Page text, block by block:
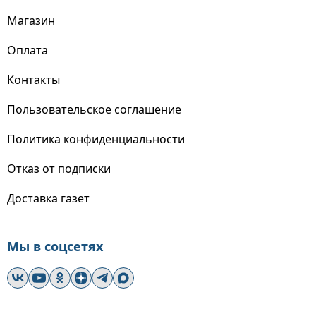
Магазин
Оплата
Контакты
Пользовательское соглашение
Политика конфиденциальности
Отказ от подписки
Доставка газет
Мы в соцсетях